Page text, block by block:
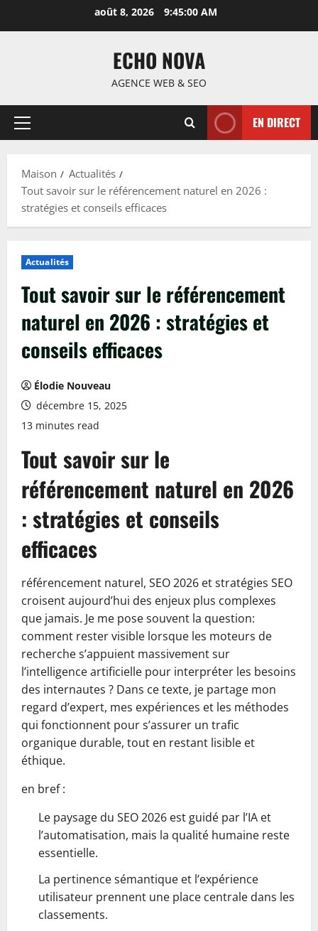
août 8, 2026 9:45:01 AM
ECHO NOVA
AGENCE WEB & SEO
Menu
EN DIRECT
Maison
Actualités
Tout savoir sur le référencement naturel en 2026 :
stratégies et conseils efficaces
Actualités
Tout savoir sur le référencement
naturel en 2026 : stratégies et
conseils efficaces
Élodie Nouveau
décembre 15, 2025
13 minutes read
Tout savoir sur le
référencement naturel en 2026
: stratégies et conseils
efficaces
référencement naturel, SEO 2026 et stratégies SEO
croisent aujourd’hui des enjeux plus complexes
que jamais. Je me pose souvent la question:
comment rester visible lorsque les moteurs de
recherche s’appuient massivement sur
l’intelligence artificielle pour interpréter les besoins
des internautes ? Dans ce texte, je partage mon
regard d’expert, mes expériences et les méthodes
qui fonctionnent pour s’assurer un trafic
organique durable, tout en restant lisible et
éthique.
en bref :
Le paysage du SEO 2026 est guidé par l’IA et
l’automatisation, mais la qualité humaine reste
essentielle.
La pertinence sémantique et l’expérience
utilisateur prennent une place centrale dans les
classements.